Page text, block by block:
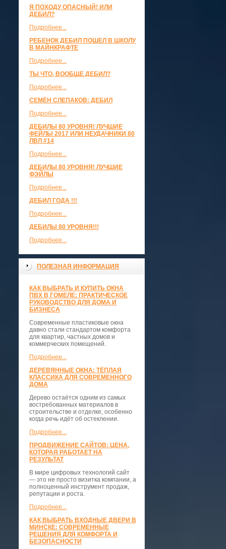
Я ПОХОДУ ОПАСНЫЙ! ИЛИ
ДЕБИЛ?
Подробнее...
РЕБЕНОК ДЕБИЛ ПОШЕЛ В ШКОЛУ
В МАЙНКРАФТЕ
Подробнее...
ТЫ ЧТО, ВООБЩЕ ДЕБИЛ?
Подробнее...
СЕМЁН СЛЕПАКОВ: ДЕБИЛ
Подробнее...
ДЕБИЛЫ 80 УРОВНЯ! ЛУЧШИЕ
ФЕЙЛЫ 2017 ИЛИ НЕУДАЧНИКИ 80
ЛВЛ #14
Подробнее...
ДЕБИЛЫ 80 УРОВНЯ! ЛУЧШИЕ
ФЭЙЛЫ
Подробнее...
ДЕБИЛ ГОДА !!!
Подробнее...
ДЕБИЛЫ 80 УРОВНЯ!!!
Подробнее...
ПОЛЕЗНАЯ ИНФОРМАЦИЯ
КАК ВЫБРАТЬ И КУПИТЬ ОКНА
ПВХ В ГОМЕЛЕ: ПРАКТИЧЕСКОЕ
РУКОВОДСТВО ДЛЯ ДОМА И
БИЗНЕСА
Современные пластиковые окна
давно стали стандартом комфорта
для квартир, частных домов и
коммерческих помещений.
Подробнее...
ДЕРЕВЯННЫЕ ОКНА: ТЁПЛАЯ
КЛАССИКА ДЛЯ СОВРЕМЕННОГО
ДОМА
Дерево остаётся одним из самых
востребованных материалов в
строительстве и отделке, особенно
когда речь идёт об остеклении.
Подробнее...
ПРОДВИЖЕНИЕ САЙТОВ: ЦЕНА,
КОТОРАЯ РАБОТАЕТ НА
РЕЗУЛЬТАТ
В мире цифровых технологий сайт
— это не просто визитка компании, а
полноценный инструмент продаж,
репутации и роста.
Подробнее...
КАК ВЫБРАТЬ ВХОДНЫЕ ДВЕРИ В
МИНСКЕ: СОВРЕМЕННЫЕ
РЕШЕНИЯ ДЛЯ КОМФОРТА И
БЕЗОПАСНОСТИ